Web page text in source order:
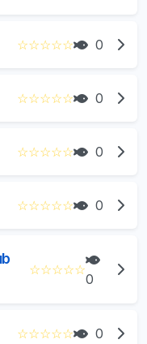
☆☆☆☆☆ 0
☆☆☆☆☆ 0
☆☆☆☆☆ 0
☆☆☆☆☆ 0
☆☆☆☆☆
0
☆☆☆☆☆ 0